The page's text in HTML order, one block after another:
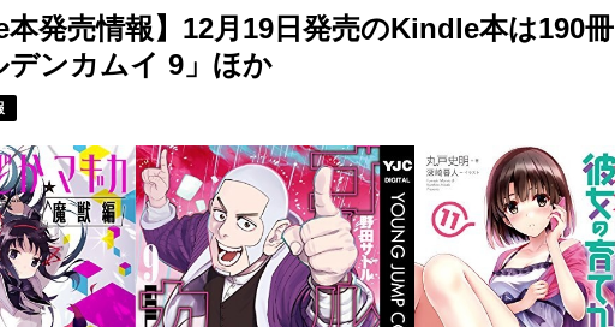
本発売情報】12月19日発売のKindle本は190冊
デンカムイ 9」ほか